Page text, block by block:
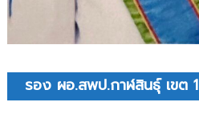
รอง ผอ.สพป.กาฬสินธุ์ เขต 1